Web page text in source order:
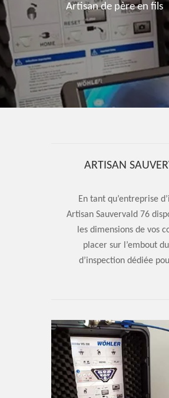
Artisan de père en fils
ARTISAN
En tant qu’entreprise
Artisan Sauvervald 76
les dimensions de vos
placer sur l’embout
d’inspection dédiée